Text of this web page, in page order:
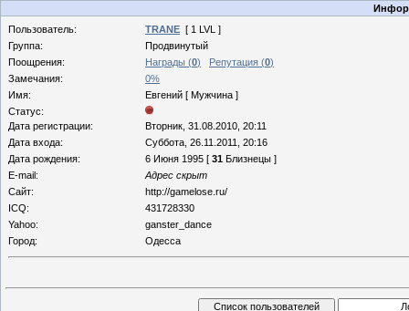
Пользователь:
TRANE [ 1 LVL ]
Группа:
Продвинутый
Поощрения:
Награды (0) Репутация (0)
Замечания:
0%
Имя:
Евгений [ Мужчина ]
Статус:
Дата регистрации:
Вторник, 31.08.2010, 20:11
Дата входа:
Суббота, 26.11.2011, 20:16
Дата рождения:
6 Июня 1995 [ 31 Близнецы ]
E-mail:
Адрес скрыт
Сайт:
http://gamelose.ru/
ICQ:
431728330
Yahoo:
ganster_dance
Город:
Одесса